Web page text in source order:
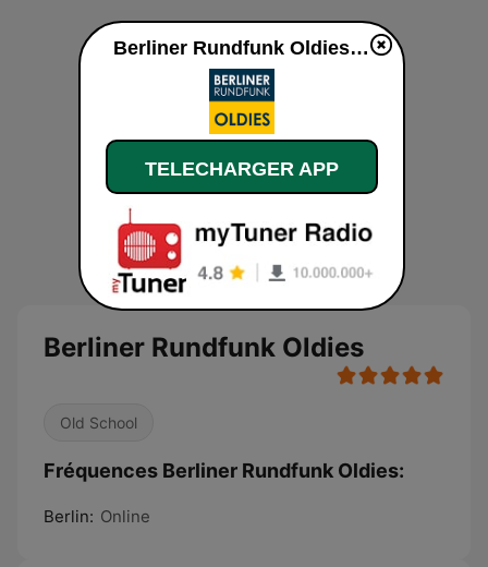
Berliner Rundfunk Oldies
Old School
Fréquences Berliner Rundfunk Oldies:
Berlin: Online
Berliner Rundfunk Oldies en ligne
TELECHARGER APP